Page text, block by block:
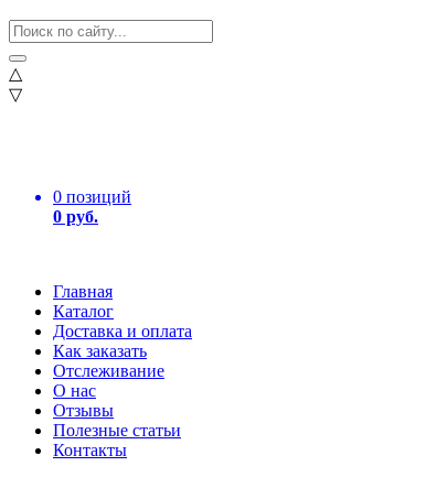
△
▽
0 позиций
0 руб.
Главная
Каталог
Доставка и оплата
Как заказать
Отслеживание
О нас
Отзывы
Полезные статьи
Контакты